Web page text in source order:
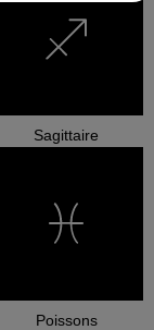
Sagittaire
Poissons